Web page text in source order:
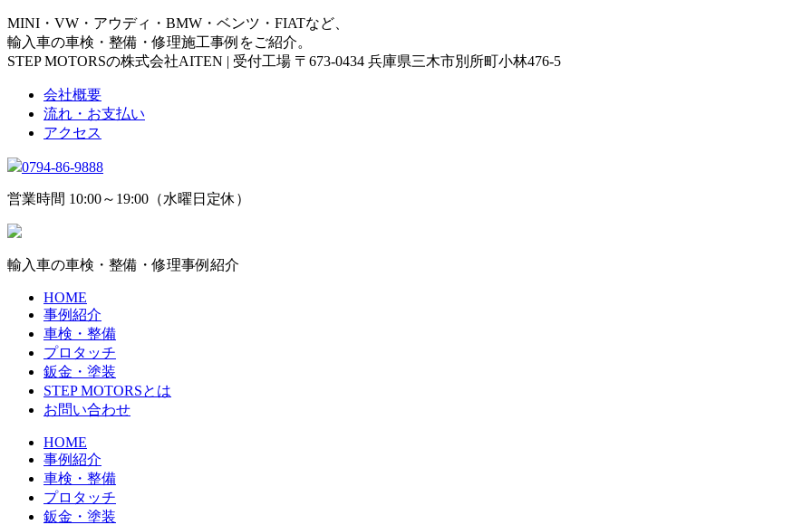
MINI・VW・アウディ・BMW・ベンツ・FIATなど、
輸入車の車検・整備・修理施工事例をご紹介。
STEP MOTORSの株式会社AITEN | 受付工場 〒673-0434 兵庫県三木市別所町小林476-5
会社概要
流れ・お支払い
アクセス
0794-86-9888
営業時間 10:00～19:00（水曜日定休）
輸入車の車検・整備・修理事例紹介
HOME
事例紹介
車検・整備
プロタッチ
鈑金・塗装
STEP MOTORSとは
お問い合わせ
HOME
事例紹介
車検・整備
プロタッチ
鈑金・塗装